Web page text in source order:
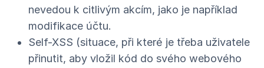
nevedou k citlivým akcím, jako je například
modifikace účtu.
Self-XSS (situace, při které je třeba uživatele
přinutit, aby vložil kód do svého webového